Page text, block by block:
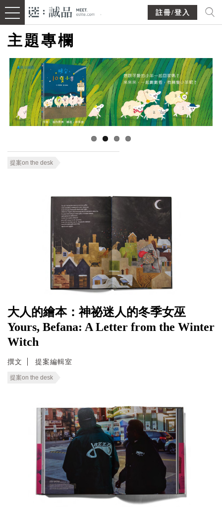
註冊/登入
主題專欄
提案on the desk
大人的繪本：神祕迷人的冬季女巫
Yours, Befana: A Letter from the Winter
Witch
撰文 提案編輯室
提案on the desk